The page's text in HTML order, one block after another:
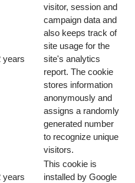
years
visitor, session and
campaign data and
also keeps track of
site usage for the
site's analytics
report. The cookie
stores information
anonymously and
assigns a randomly
generated number
to recognize unique
visitors.
years
This cookie is
installed by Google